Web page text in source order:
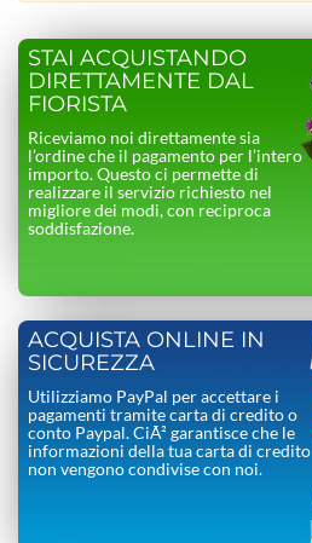
STAI ACQUISTANDO
DIRETTAMENTE DAL
FIORISTA
Riceviamo noi direttamente sia
l’ordine che il pagamento per l’intero
importo. Questo ci permette di
realizzare il servizio richiesto nel
migliore dei modi, con reciproca
soddisfazione.
ACQUISTA ONLINE IN
SICUREZZA
Utilizziamo PayPal per accettare i
pagamenti tramite carta di credito o
conto Paypal. CiÃ² garantisce che le
informazioni della tua carta di credito
non vengono condivise con noi.